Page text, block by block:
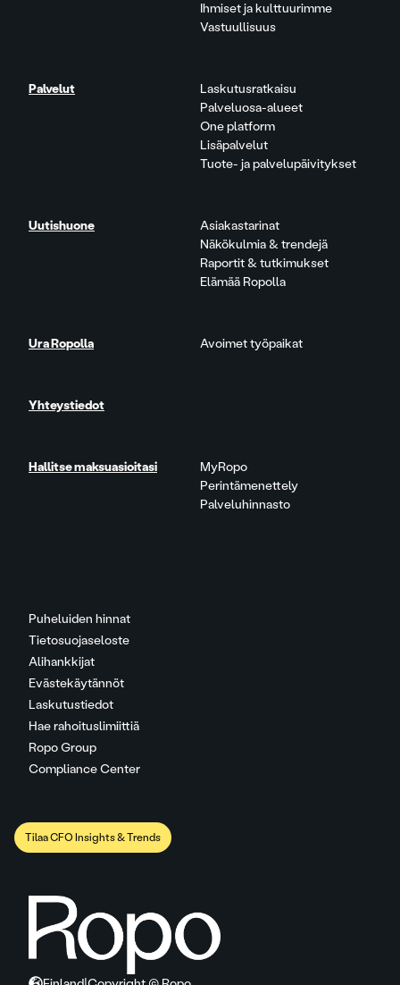
Puheluiden hinnat
Tietosuojaseloste
Alihankkijat
Evästekäytännöt
Laskutustiedot
Hae rahoituslimiittiä
Ropo Group
Compliance Center
Ihmiset ja kulttuurimme
Vastuullisuus
Palvelut
Laskutusratkaisu
Palveluosa-alueet
One platform
Lisäpalvelut
Tuote- ja palvelupäivitykset
Uutishuone
Asiakastarinat
Näkökulmia & trendejä
Raportit & tutkimukset
Elämää Ropolla
Ura Ropolla Avoimet työpaikat
Yhteystiedot
Hallitse maksuasioitasi
MyRopo
Perintämenettely
Palveluhinnasto
Tilaa CFO Insights & Trends